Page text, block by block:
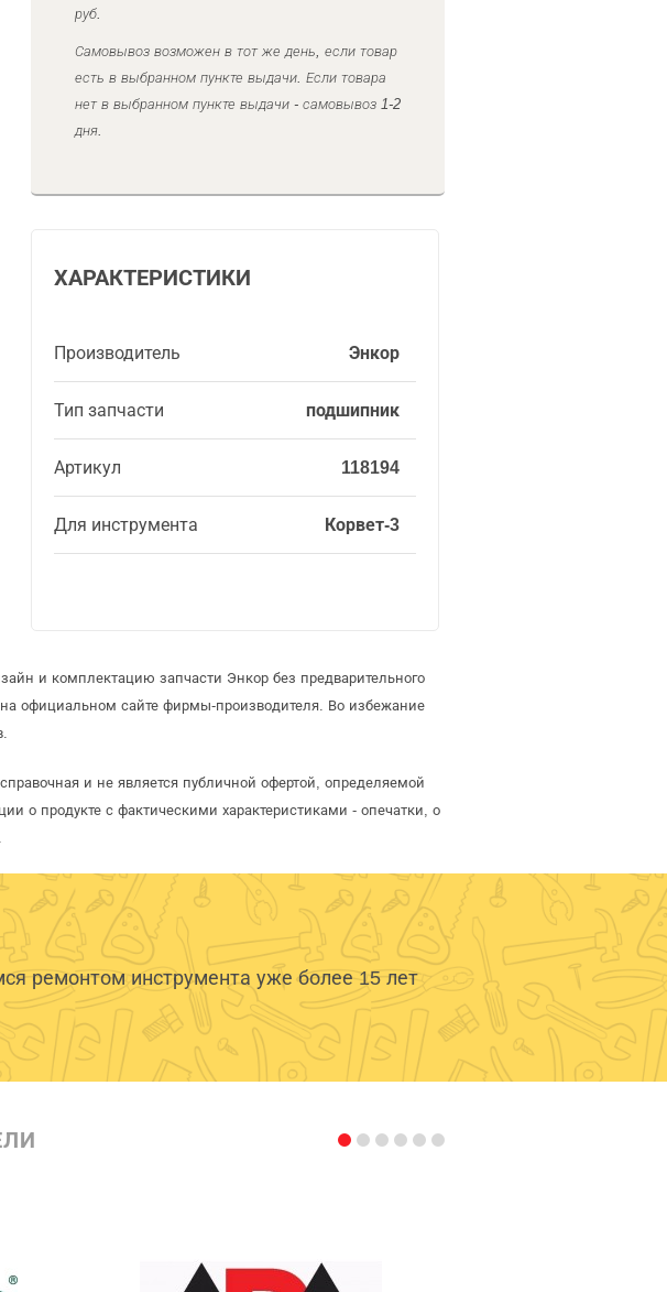
руб.
Самовывоз возможен в тот же день, если товар
есть в выбранном пункте выдачи. Если товара
нет в выбранном пункте выдачи - самовывоз 1-2
дня.
ХАРАКТЕРИСТИКИ
Производитель Энкор
Тип запчасти подшипник
Артикул 118194
Для инструмента Корвет-3
и комплектацию запчасти Энкор без предварительного
официальном сайте фирмы-производителя. Во избежание
и не является публичной офертой, определяемой
о продукте с фактическими характеристиками - опечатки, о
ремонтом инструмента уже более 15 лет